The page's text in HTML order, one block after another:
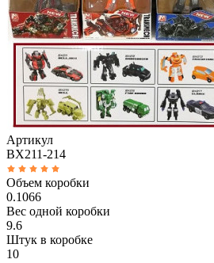
Артикул
BX211-214
Объем коробки
0.1066
Вес одной коробки
9.6
Штук в коробке
10